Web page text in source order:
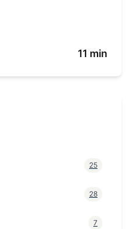
11 min
25
28
7